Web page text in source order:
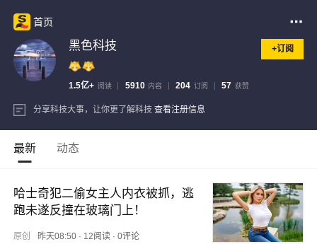
首页
黑色科技 +订阅
1.5亿+ 阅读 5910 内容 204 订阅 57 获赞
分享科技大事，让你更了解科技 查看注册信息
最新 动态
哈士奇犯二偷女主人内衣被抓，逃
跑未遂反撞在玻璃门上！
原创 昨天08:50· 12阅读· 0评论